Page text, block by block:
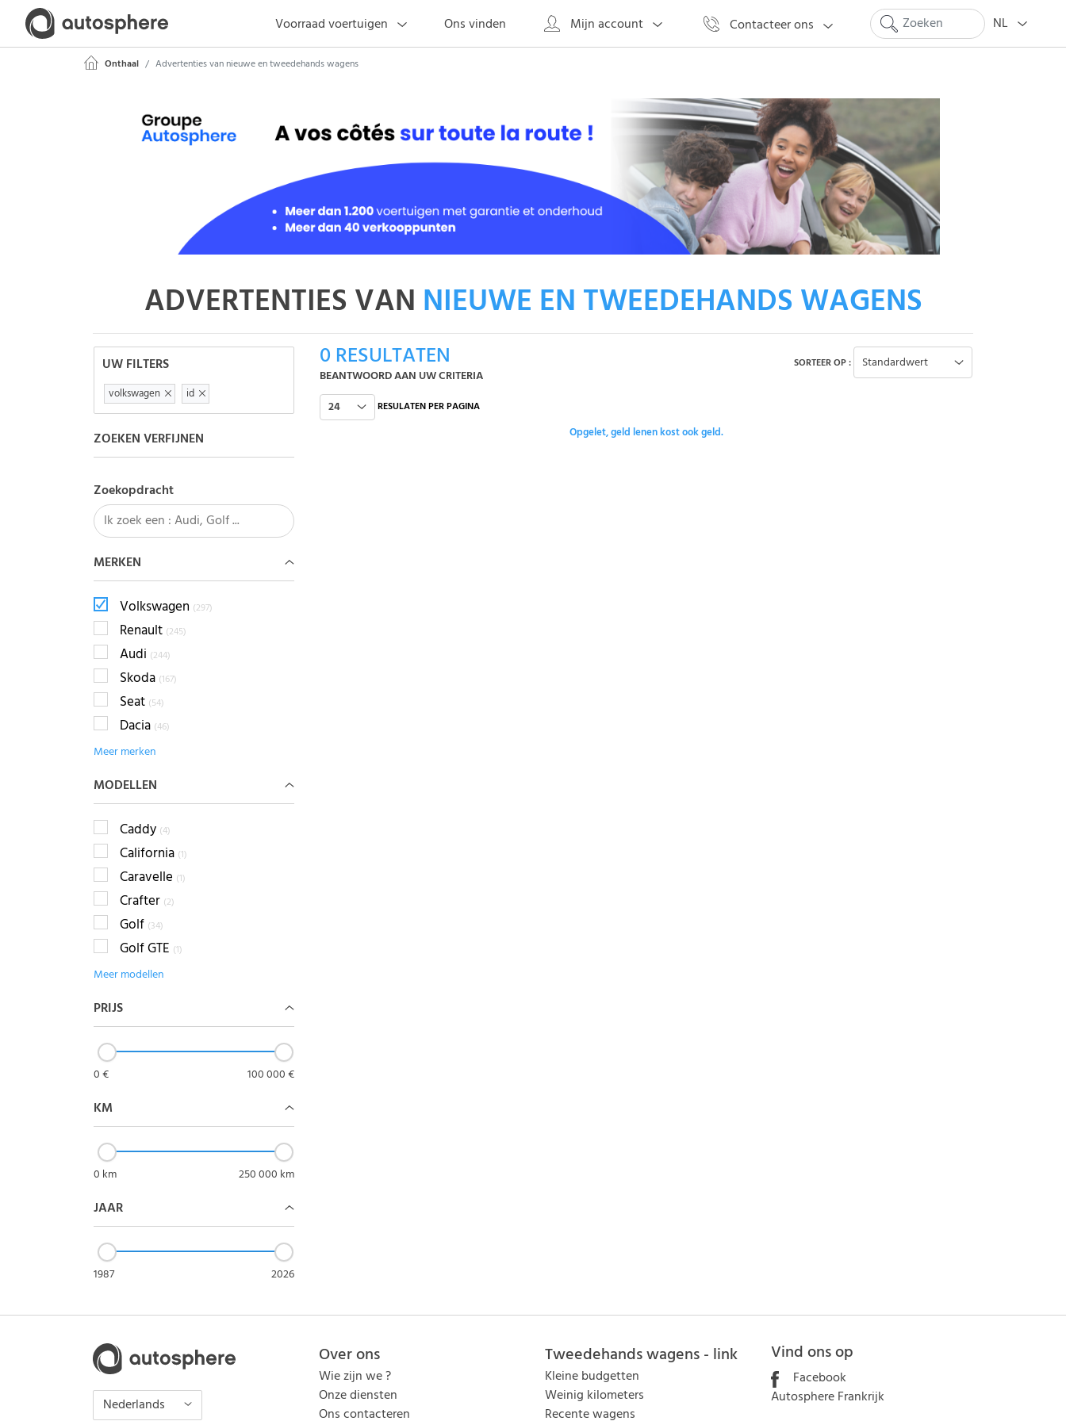
Voorraad voertuigen Ons vinden Mijn account Contacteer ons NL
Onthaal Advertenties van nieuwe en tweedehands wagens
ADVERTENTIES VAN NIEUWE EN TWEEDEHANDS WAGENS
UW FILTERS
volkswagen id
ZOEKEN VERFIJNEN
Zoekopdracht
MERKEN
Volkswagen (297)
Renault (245)
Audi (244)
Skoda (167)
Seat (54)
Dacia (46)
Meer merken
MODELLEN
Caddy (4)
California (1)
Caravelle (1)
Crafter (2)
Golf (34)
Golf GTE (1)
Meer modellen
PRIJS
0 € 100 000 €
KM
0 km 250 000 km
JAAR
1987 2026
0 RESULTATEN
BEANTWOORD AAN UW CRITERIA
SORTEER OP : Standardwert
24 RESULATEN PER PAGINA
Opgelet, geld lenen kost ook geld.
Nederlands
Over ons
Wie zijn we ?
Onze diensten
Ons contacteren
Tweedehands wagens - link
Kleine budgetten
Weinig kilometers
Recente wagens
Vind ons op
Facebook
Autosphere Frankrijk